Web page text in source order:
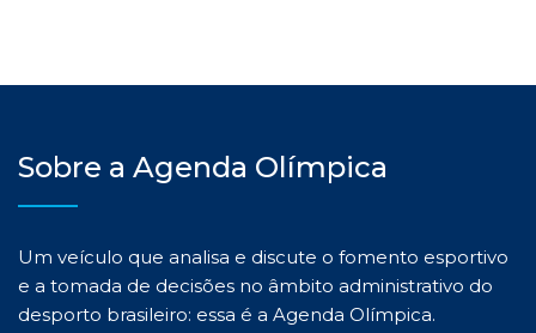
Sobre a Agenda Olímpica
Um veículo que analisa e discute o fomento esportivo
e a tomada de decisões no âmbito administrativo do
desporto brasileiro: essa é a Agenda Olímpica.